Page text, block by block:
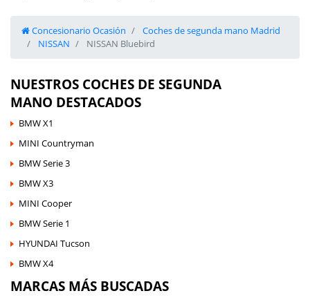
Concesionario Ocasión
Coches de segunda mano Madrid
NISSAN
NISSAN Bluebird
NUESTROS COCHES DE SEGUNDA
MANO DESTACADOS
BMW X1
MINI Countryman
BMW Serie 3
BMW X3
MINI Cooper
BMW Serie 1
HYUNDAI Tucson
BMW X4
MARCAS MÁS BUSCADAS